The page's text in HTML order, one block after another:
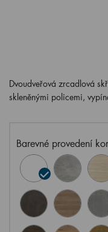
Dvoudveřová zrcadlová
skleněnými policemi,
Barevné provedení